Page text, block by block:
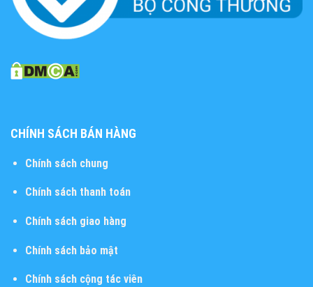
CHÍNH SÁCH BÁN HÀNG
Chính sách chung
Chính sách thanh toán
Chính sách giao hàng
Chính sách bảo mật
Chính sách cộng tác viên